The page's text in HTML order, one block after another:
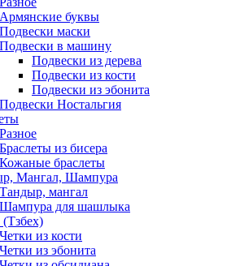
Армянские буквы
Подвески маски
Подвески в машину
Подвески из дерева
Подвески из кости
Подвески из эбонита
Подвески Ностальгия
Разное
Браслеты из бисера
Кожаные браслеты
Мангал, Шампура
Тандыр, мангал
Шампура для шашлыка
Четки из кости
Четки из эбонита